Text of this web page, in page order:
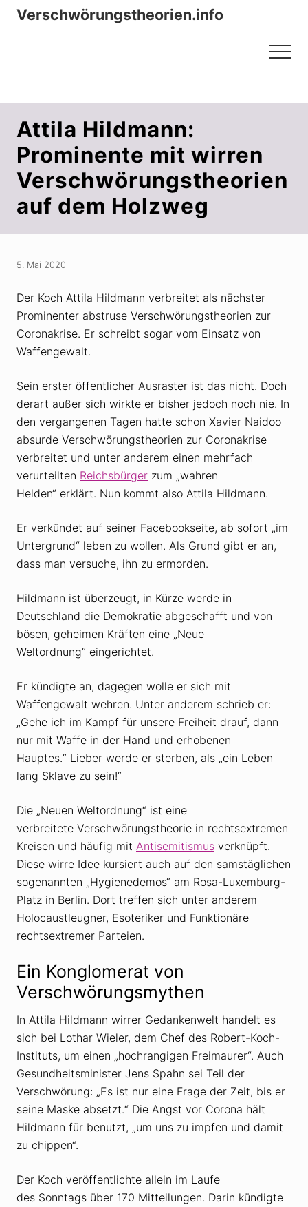
Menu
Zum
ZurVerschwörungstheorien.info
Menu
Attila Hildmann:
Prominente mit wirren
Verschwörungstheorien
auf dem Holzweg
5. Mai 2020
Der Koch Attila Hildmann verbreitet als nächster
Prominenter abstruse Verschwörungstheorien zur
Coronakrise. Er schreibt sogar vom Einsatz von
Waffengewalt.
Sein erster öffentlicher Ausraster ist das nicht. Doch
derart außer sich wirkte er bisher jedoch noch nie. In
den vergangenen Tagen hatte schon Xavier Naidoo
absurde Verschwörungstheorien zur Coronakrise
verbreitet und unter anderem einen mehrfach
verurteilten Reichsbürger zum „wahren
Helden“ erklärt. Nun kommt also Attila Hildmann.
Er verkündet auf seiner Facebookseite, ab sofort „im
Untergrund“ leben zu wollen. Als Grund gibt er an,
dass man versuche, ihn zu ermorden.
Hildmann ist überzeugt, in Kürze werde in
Deutschland die Demokratie abgeschafft und von
bösen, geheimen Kräften eine „Neue
Weltordnung“ eingerichtet.
Er kündigte an, dagegen wolle er sich mit
Waffengewalt wehren. Unter anderem schrieb er:
„Gehe ich im Kampf für unsere Freiheit drauf, dann
nur mit Waffe in der Hand und erhobenen
Hauptes.“ Lieber werde er sterben, als „ein Leben
lang Sklave zu sein!“
Die „Neuen Weltordnung“ ist eine
verbreitete Verschwörungstheorie in rechtsextremen
Kreisen und häufig mit Antisemitismus verknüpft.
Diese wirre Idee kursiert auch auf den samstäglichen
sogenannten „Hygienedemos“ am Rosa-Luxemburg-
Platz in Berlin. Dort treffen sich unter anderem
Holocaustleugner, Esoteriker und Funktionäre
rechtsextremer Parteien.
Ein Konglomerat von
Verschwörungsmythen
In Attila Hildmann wirrer Gedankenwelt handelt es
sich bei Lothar Wieler, dem Chef des Robert-Koch-
Instituts, um einen „hochrangigen Freimaurer“. Auch
Gesundheitsminister Jens Spahn sei Teil der
Verschwörung: „Es ist nur eine Frage der Zeit, bis er
seine Maske absetzt.“ Die Angst vor Corona hält
Hildmann für benutzt, „um uns zu impfen und damit
zu chippen“.
Der Koch veröffentlichte allein im Laufe
des Sonntags über 170 Mitteilungen. Darin kündigte